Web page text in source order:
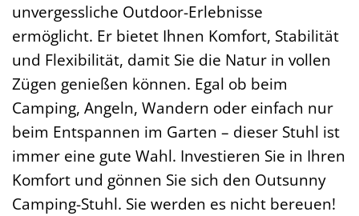
unvergessliche Outdoor-Erlebnisse
ermöglicht. Er bietet Ihnen Komfort, Stabilität
und Flexibilität, damit Sie die Natur in vollen
Zügen genießen können. Egal ob beim
Camping, Angeln, Wandern oder einfach nur
beim Entspannen im Garten – dieser Stuhl ist
immer eine gute Wahl. Investieren Sie in Ihren
Komfort und gönnen Sie sich den Outsunny
Camping-Stuhl. Sie werden es nicht bereuen!